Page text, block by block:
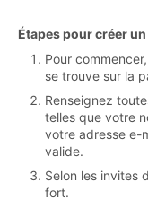
Étapes pour créer
Pour
se trouve sur la
Renseignez
telles que votre
votre adresse e-
valide.
Selon les invites
fort.